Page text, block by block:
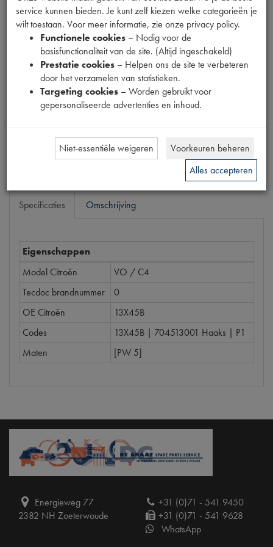
26
Productnummer
6930027
Prijs
91,42 (€75, 55excl. btw)
Dit product kan op dit moment niet besteld worden
Mail ons
Specificaties Omschrijving
Eigenschappen
Model Citroën
VO / C4
Tecdoc brandnummer
0
OE Citroën
13X45B
Codes
13X45B | 704513001 Haaks | P1
Maten
[PW 5]
Energieweg 77
2382 NH Zoeterwoude
+31 (0)71 - 541 9450
+31 (0)71 - 541 9628
WhatsApp
service kunnen bieden. Je kunt zelf kiezen welke categorieën je
wilt toestaan. Voor meer informatie, zie onze privacy policy.
Functionele cookies – Nodig voor de
basisfunctionaliteit van de site. (Altijd ingeschakeld)
Prestatie cookies – Helpen ons de site te verbeteren
door het verzamelen van statistieken.
Targeting cookies – Worden gebruikt voor
gepersonaliseerde advertenties en inhoud.
Niet-essentiële weigeren
Voorkeuren beheren
Alles accepteren